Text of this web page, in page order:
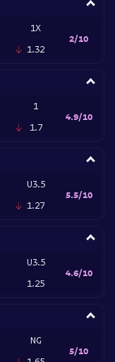
1X
1.32
2/10
1
1.7
4.9/10
U3.5
1.27
5.5/10
U3.5
1.25
4.6/10
NG
5/10